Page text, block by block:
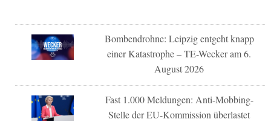
Bombendrohne: Leipzig entgeht knapp
einer Katastrophe – TE-Wecker am 6.
August 2026
Fast 1.000 Meldungen: Anti-Mobbing-
Stelle der EU-Kommission überlastet